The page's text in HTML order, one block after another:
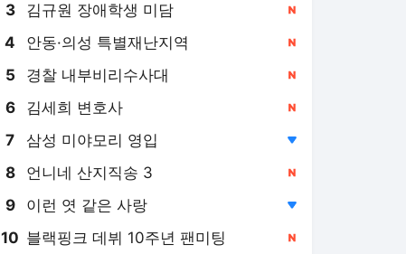
3 김규원 장애학생 미담
4 안동·의성 특별재난지역
5 경찰 내부비리수사대
6 김세희 변호사
7 삼성 미야모리 영입
8 언니네 산지직송 3
9 이런 엿 같은 사랑
10 블랙핑크 데뷔 10주년 팬미팅